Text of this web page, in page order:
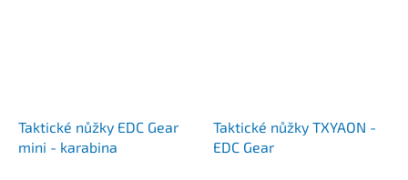
Taktické nůžky EDC Gear
mini - karabina
Taktické nůžky TXYAON -
EDC Gear